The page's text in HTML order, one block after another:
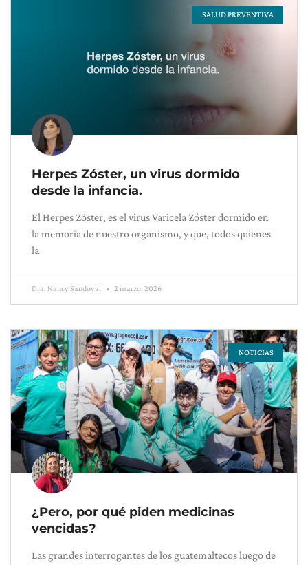
SALUD PREVENTIVA
Herpes Zóster, un virus dormido
desde la infancia.
El Herpes Zóster, es el virus Varicela Zóster dormido en
la memoria de nuestro organismo, y que, todos quienes
la
Dra. Nancy Sandoval 2 marzo, 2026
NOTICIAS
¿Pero, por qué piden medicinas
vencidas?
Las grandes interrogantes de los guatemaltecos luego de
Page